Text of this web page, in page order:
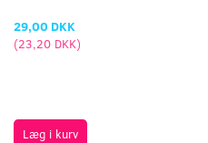
29,00 DKK
(23,20 DKK)
Læg i kurv